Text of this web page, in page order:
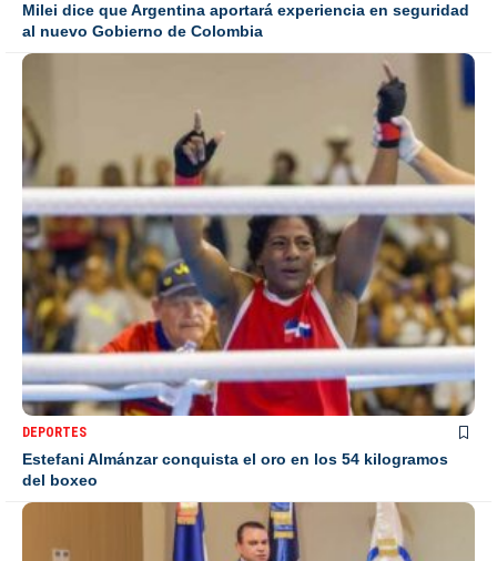
Milei dice que Argentina aportará experiencia en seguridad
al nuevo Gobierno de Colombia
DEPORTES
Estefani Almánzar conquista el oro en los 54 kilogramos
del boxeo